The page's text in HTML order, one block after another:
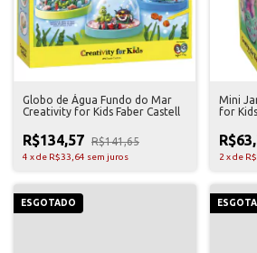
Globo de Água Fundo do Mar
Creativity for Kids Faber Castell
R$134,57 R$141,65
4 xde R$33,64 sem juros
Mini
for Kids
2 xde
ESGOTADO